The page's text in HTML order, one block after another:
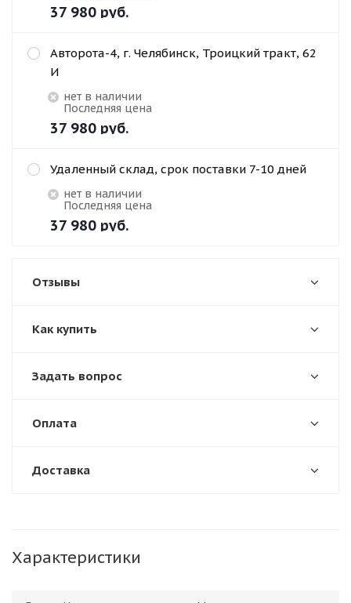
37 980 руб.
Авторота-4, г. Челябинск, Троицкий тракт, 62
И
Нет в наличии
Последняя цена
37 980 руб.
Удаленный склад, срок поставки 7-10 дней
Нет в наличии
Последняя цена
37 980 руб.
Отзывы
Как купить
Задать вопрос
Оплата
Доставка
Характеристики